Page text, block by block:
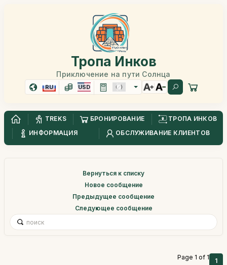
Тропа Инков
Приключение на пути Солнца
RU USD
TREKS БРОНИРОВАНИЕ
ТРОПА ИНКОВ
ИНФОРМАЦИЯ
ОБСЛУЖИВАНИЕ КЛИЕНТОВ
Вернуться к списку
Новое сообщение
Предыдущее сообщение
Следующее сообщение
Page 1 of 1 1